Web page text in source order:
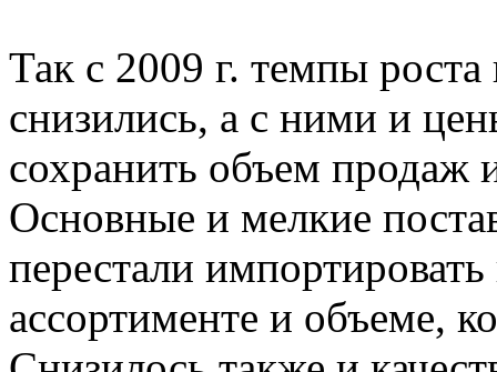
Так с 2009 г. темпы роста
снизились, а с ними и
сохранить объем
Основные и мелкие
перестали
ассортименте и объеме,